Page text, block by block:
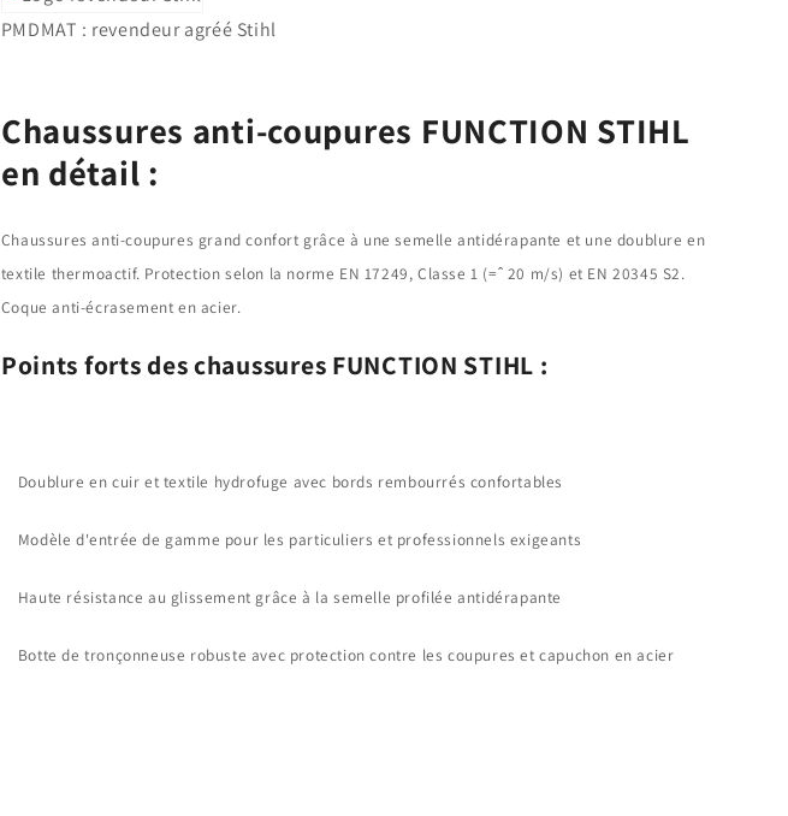
PMDMAT : revendeur agréé Stihl
Chaussures anti-coupures FUNCTION STIHL
en détail :
Chaussures anti-coupures grand confort grâce à une semelle antidérapante et une doublure en
textile thermoactif. Protection selon la norme EN 17249, Classe 1 (=ˆ 20 m/s) et EN 20345 S2.
Coque anti-écrasement en acier.
Points forts des chaussures FUNCTION STIHL :
Doublure en cuir et textile hydrofuge avec bords rembourrés confortables
Modèle d'entrée de gamme pour les particuliers et professionnels exigeants
Haute résistance au glissement grâce à la semelle profilée antidérapante
Botte de tronçonneuse robuste avec protection contre les coupures et capuchon en acier